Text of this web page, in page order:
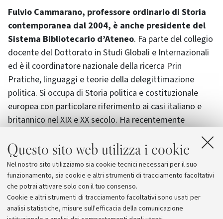
Questo sito web utilizza i cookie
Nel nostro sito utilizziamo sia cookie tecnici necessari per il suo
funzionamento, sia cookie e altri strumenti di tracciamento facoltativi
che potrai attivare solo con il tuo consenso.
Cookie e altri strumenti di tracciamento facoltativi sono usati per
analisi statistiche, misure sull'efficacia della comunicazione
Fulvio Cammarano, professore ordinario di Storia
contemporanea dal 2004, è anche presidente del
Sistema Bibliotecario d’Ateneo. Fa parte del collegio
docente del Dottorato in Studi Globali e Internazionali
ed è il coordinatore nazionale della ricerca Prin
Pratiche, linguaggi e teorie della delegittimazione
politica. Si occupa di Storia politica e costituzionale
europea con particolare riferimento ai casi italiano e
britannico nel XIX e XX secolo. Ha recentemente
interventismo nella Grande guerra che ha coinvolto
cinquanta studiosi, curando poi la pubblicazione del
volume intitolato “Abbasso la guerra”, appena
pubblicato.